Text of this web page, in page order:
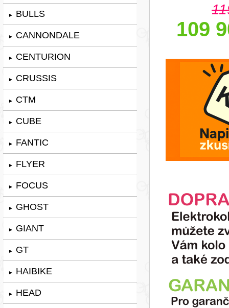
► BULLS
► CANNONDALE
► CENTURION
► CRUSSIS
► CTM
► CUBE
► FANTIC
► FLYER
► FOCUS
► GHOST
► GIANT
► GT
► HAIBIKE
► HEAD
109